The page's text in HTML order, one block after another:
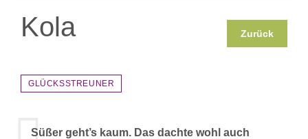
Kola Zurück
GLÜCKSSTREUNER
Süßer geht’s kaum. Das dachte wohl auch